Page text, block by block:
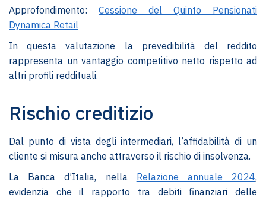
Approfondimento: Cessione del Quinto Pensionati
Dynamica Retail
In questa valutazione la prevedibilità del reddito
rappresenta un vantaggio competitivo netto rispetto ad
altri profili reddituali.
Rischio creditizio
Dal punto di vista degli intermediari, l’affidabilità di un
cliente si misura anche attraverso il rischio di insolvenza.
La Banca d’Italia, nella Relazione annuale 2024,
evidenzia che il rapporto tra debiti finanziari delle